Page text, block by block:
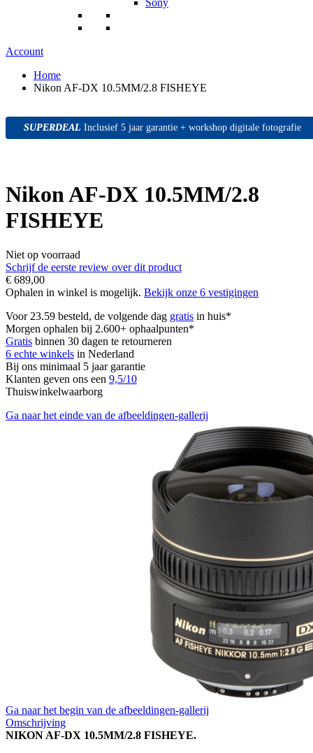
Sony
Account
Home
Nikon AF-DX 10.5MM/2.8 FISHEYE
SUPERDEAL
SUPERDEAL
SUPERDEAL Inclusief 5 jaar garantie + workshop digitale fotografie
Nikon AF-DX 10.5MM/2.8
FISHEYE
Niet op voorraad
Schrijf de eerste review over dit product
€ 689,00
Ophalen in winkel is mogelijk. Bekijk onze 6 vestigingen
Voor 23.59 besteld, de volgende dag gratis in huis*
Morgen ophalen bij 2.600+ ophaalpunten*
Gratis binnen 30 dagen te retourneren
6 echte winkels in Nederland
Bij ons minimaal 5 jaar garantie
Klanten geven ons een 9,5/10
Thuiswinkelwaarborg
Ga naar het einde van de afbeeldingen-gallerij
Ga naar het begin van de afbeeldingen-gallerij
Omschrijving
NIKON AF-DX 10.5MM/2.8 FISHEYE.